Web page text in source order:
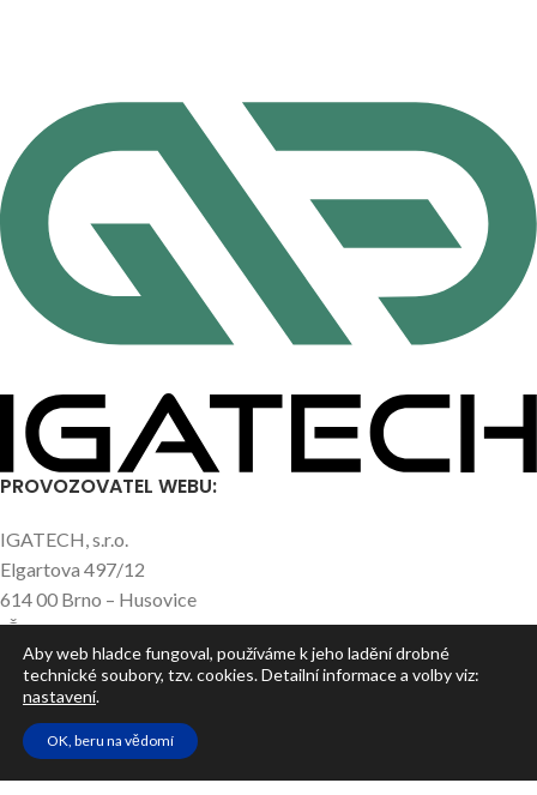
PROVOZOVATEL WEBU:
IGATECH, s.r.o.
Elgartova 497/12
614 00 Brno – Husovice
IČO: 05663784
NEJNOVĚJŠÍ ČLÁNKY
UŽITEČNÉ ODKAZY
Aby web hladce fungoval, používáme k jeho ladění drobné
technické soubory, tzv. cookies. Detailní informace a volby viz:
nastavení.
OK, beru na vědomí